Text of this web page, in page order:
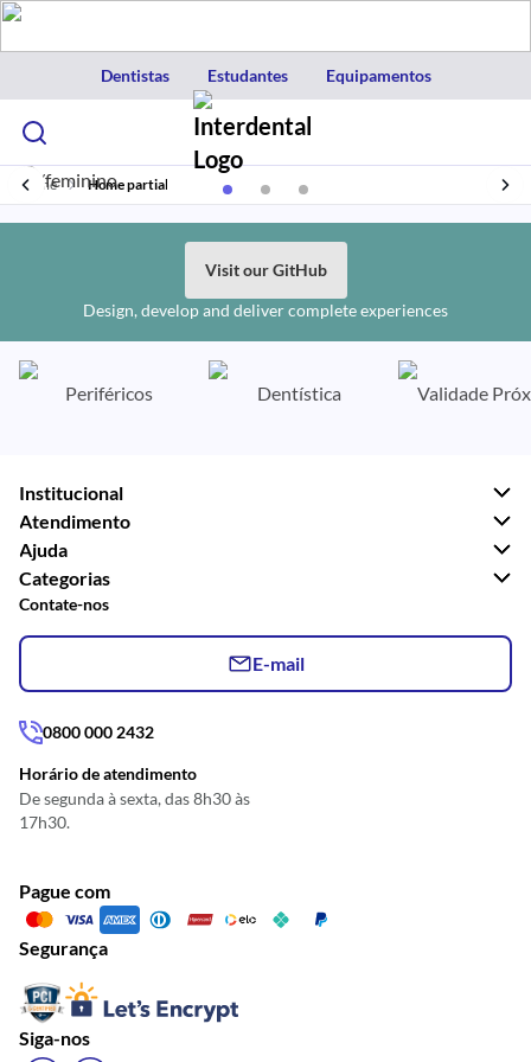
Dentistas Estudantes Equipamentos
Home Home partial
Visit our GitHub
Design, develop and deliver complete experiences
Periféricos Dentística Validade
Institucional
Atendimento
Ajuda
Categorias
Contate-nos
E-mail
0800 000 2432
Horário de atendimento
De segunda à sexta, das 8h30 às
17h30.
Pague com
Segurança
Siga-nos